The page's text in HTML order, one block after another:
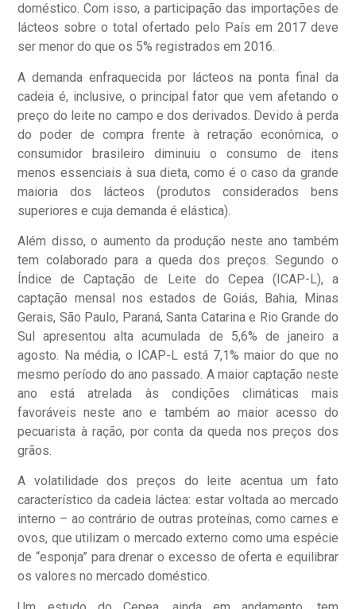
doméstico. Com isso, a participação das importações de
lácteos sobre o total ofertado pelo País em 2017 deve
ser menor do que os 5% registrados em 2016.
A demanda enfraquecida por lácteos na ponta final da
cadeia é, inclusive, o principal fator que vem afetando o
preço do leite no campo e dos derivados. Devido à perda
do poder de compra frente à retração econômica, o
consumidor brasileiro diminuiu o consumo de itens
menos essenciais à sua dieta, como é o caso da grande
maioria dos lácteos (produtos considerados bens
superiores e cuja demanda é elástica).
Além disso, o aumento da produção neste ano também
tem colaborado para a queda dos preços. Segundo o
Índice de Captação de Leite do Cepea (ICAP-L), a
captação mensal nos estados de Goiás, Bahia, Minas
Gerais, São Paulo, Paraná, Santa Catarina e Rio Grande do
Sul apresentou alta acumulada de 5,6% de janeiro a
agosto. Na média, o ICAP-L está 7,1% maior do que no
mesmo período do ano passado. A maior captação neste
ano está atrelada às condições climáticas mais
favoráveis neste ano e também ao maior acesso do
pecuarista à ração, por conta da queda nos preços dos
grãos.
A volatilidade dos preços do leite acentua um fato
característico da cadeia láctea: estar voltada ao mercado
interno – ao contrário de outras proteínas, como carnes e
ovos, que utilizam o mercado externo como uma espécie
de “esponja” para drenar o excesso de oferta e equilibrar
os valores no mercado doméstico.